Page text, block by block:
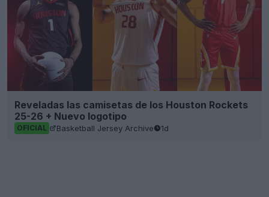
Reveladas las camisetas de los Houston Rockets
25-26 + Nuevo logotipo
OFICIAL Basketball Jersey Archive 1d